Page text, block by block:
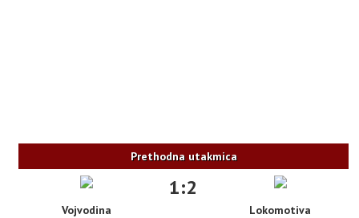
Prethodna utakmica
1:2
Vojvodina Lokomotiva